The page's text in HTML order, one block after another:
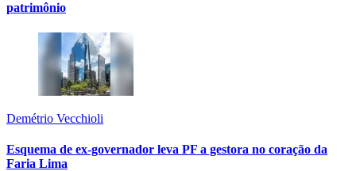
patrimônio
Demétrio Vecchioli
Esquema de ex-governador leva PF a gestora no coração da
Faria Lima